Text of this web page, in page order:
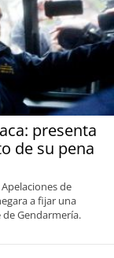
presenta
de su pena
de
a fijar una
Gendarmería.